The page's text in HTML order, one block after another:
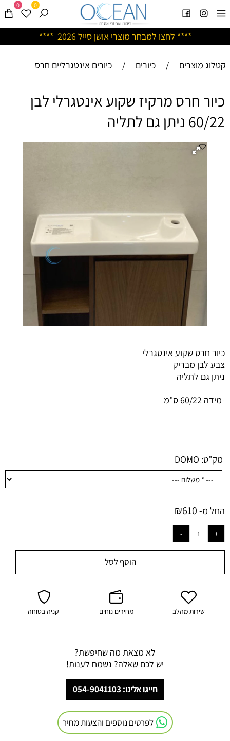
**** לחצו למבחר מוצרי אושן סייל 2026 ****
0 0
קטלוג מוצרים / כיורים / כיורים אינטגרליים חרס
כיור חרס מרקיז שקוע אינטגרלי לבן
60/22 ניתן גם לתליה
כיור חרס שקוע אינטגרלי
צבע לבן מבריק
ניתן גם לתליה
-מידה 60/22 ס"מ
מק"ט: DOMO
החל מ- ₪610
הוסף לסל
שירות מהלב מחירים נוחים קניה בטוחה
לא מצאת מה שחיפשת?
יש לכם שאלה? נשמח לענות!
חייגו אלינו: 054-9041103
לפרטים נוספים והצעות מחיר